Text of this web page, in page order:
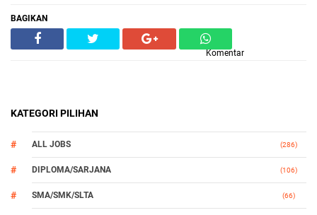
BAGIKAN
Komentar
KATEGORI PILIHAN
ALL JOBS (286)
DIPLOMA/SARJANA (106)
SMA/SMK/SLTA (66)